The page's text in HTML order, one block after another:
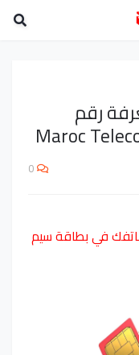
رقم
0
في بطاقة سيم